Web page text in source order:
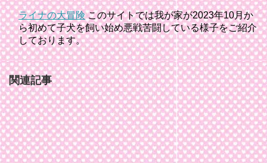
ライナの大冒険このサイトでは我が家が2023年10月か
ら初めて子犬を飼い始め悪戦苦闘している様子をご紹介
しております。
関連記事